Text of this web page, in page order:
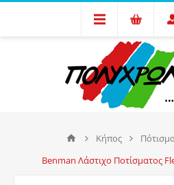
Κήπος
Benman Λάστιχο Ποτίσματος